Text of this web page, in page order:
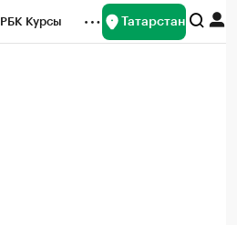
РБК Курсы Татарстан